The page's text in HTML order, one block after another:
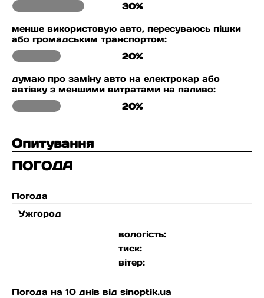
30%
менше використовую авто, пересуваюсь пішки
або громадським транспортом:
20%
думаю про заміну авто на електрокар або
автівку з меншими витратами на паливо:
20%
Опитування
ПОГОДА
Погода
Ужгород
вологість:
тиск:
вітер:
Погода на 10 днів від sinoptik.ua